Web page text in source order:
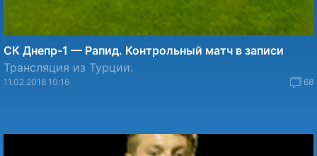
СК Днепр-1 — Рапид. Контрольный матч в записи
Трансляция из Турции.
11.02.2018 10:16 68